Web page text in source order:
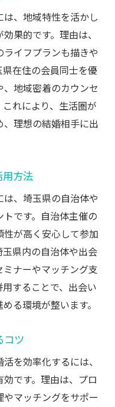
、地域特性を活かし
果的です。理由は、
イフプランも描きや
在住の会員同士を優
地域密着のカウンセ
れにより、生活圏が
理想の結婚相手に出
方法
、埼玉県の自治体や
です。自治体主催の
が高く安心して参加
県内の自治体や出会
ナーやマッチング支
することで、出会い
る環境が整います。
コツ
を効率化するには、
です。理由は、プロ
マッチングをサポー